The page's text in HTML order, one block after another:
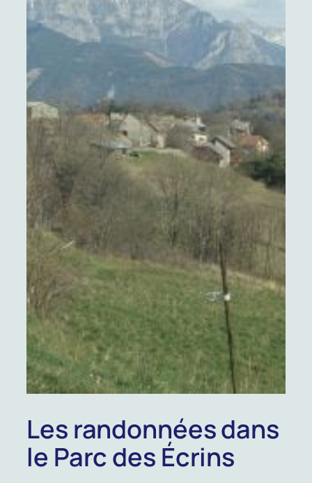
Les randonnées dans
le Parc des Écrins